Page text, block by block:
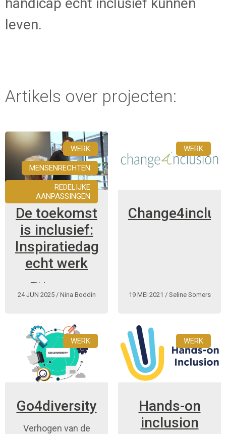
leven.
Artikels over projecten:
WERK
MENSENRECHTEN
REDELIJKE
AANPASSINGEN
De toekomst
is inclusief:
Inspiratiedag
echt werk
Tijdens onze
Inspiratiedag op 16
thema ‘De toekomst
is inclusief’ centraal.
24 JUN 2025/ Nina Boddin
WERK
19 MEI 2021 / Seline Somers
WERK
Go4diversity
Verhogen van de
WERK
Hands-on
inclusion